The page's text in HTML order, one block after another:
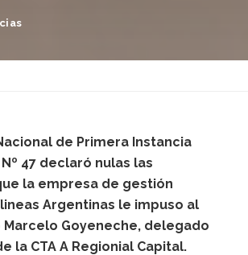
de Primera Instancia
47 declaró nulas las
la empresa de gestión
Argentinas le impuso al
Goyeneche, delegado
la CTA A Regionial Capital.